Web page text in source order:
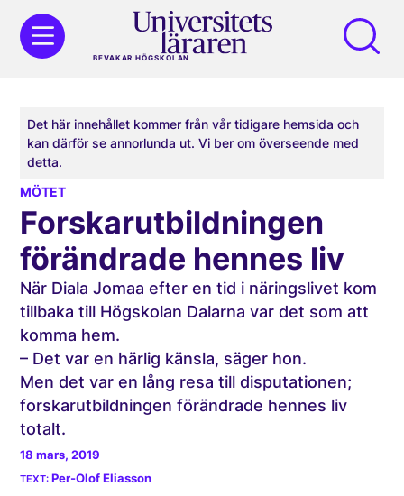
BEVAKAR HÖGSKOLAN
Det här innehållet kommer från vår tidigare hemsida och
kan därför se annorlunda ut. Vi ber om överseende med
detta.
MÖTET
Forskar­utbildningen
förändrade hennes liv
När Diala Jomaa efter en tid i näringslivet kom
tillbaka till Högskolan Dalarna var det som att
komma hem.
– Det var en härlig känsla, säger hon.
Men det var en lång resa till disputationen;
forskarutbildningen förändrade hennes liv
totalt.
18 mars, 2019
Per-Olof Eliasson